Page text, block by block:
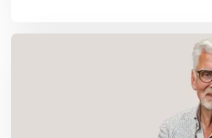
Lees meer over Column Jan Slagter: Vakantie